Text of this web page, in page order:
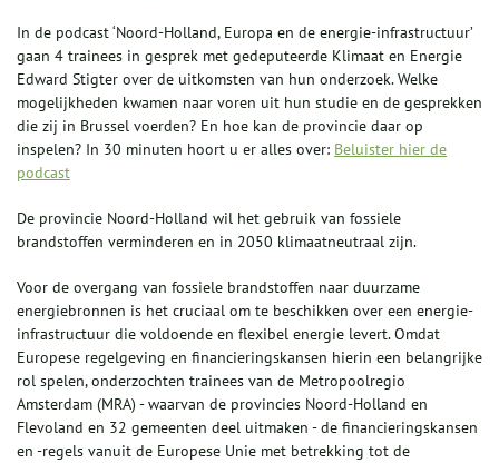
In de podcast ‘Noord-Holland, Europa en de energie-infrastructuur’
gaan 4 trainees in gesprek met gedeputeerde Klimaat en Energie
Edward Stigter over de uitkomsten van hun onderzoek. Welke
mogelijkheden kwamen naar voren uit hun studie en de gesprekken
die zij in Brussel voerden? En hoe kan de provincie daar op
inspelen? In 30 minuten hoort u er alles over: Beluister hier de
podcast
De provincie Noord-Holland wil het gebruik van fossiele
brandstoffen verminderen en in 2050 klimaatneutraal zijn.
Voor de overgang van fossiele brandstoffen naar duurzame
energiebronnen is het cruciaal om te beschikken over een energie-
infrastructuur die voldoende en flexibel energie levert. Omdat
Europese regelgeving en financieringskansen hierin een belangrijke
rol spelen, onderzochten trainees van de Metropoolregio
Amsterdam (MRA) - waarvan de provincies Noord-Holland en
Flevoland en 32 gemeenten deel uitmaken - de financieringskansen
en -regels vanuit de Europese Unie met betrekking tot de